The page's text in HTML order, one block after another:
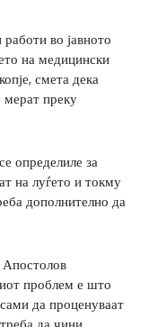
во јавното
на медицински
смета дека
мерат преку
определиле за
на луѓето и токму
дополнително да
проблем е што
да проценуваат